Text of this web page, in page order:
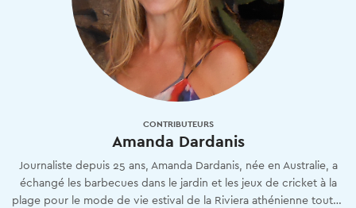
CONTRIBUTEURS
Amanda Dardanis
Journaliste depuis 25 ans, Amanda Dardanis, née en Australie, a
échangé les barbecues dans le jardin et les jeux de cricket à la
plage pour le mode de vie estival de la Riviera athénienne toute l'année.